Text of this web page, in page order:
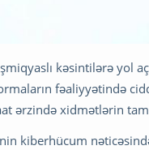
kəsintilərə yol
fəaliyyətində
ərzində xidmətlərin
kiberhücum